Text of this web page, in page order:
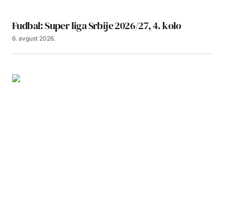
Fudbal: Super liga Srbije 2026/27, 4. kolo
6. avgust 2026.